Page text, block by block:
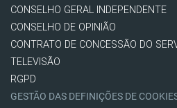
CONSELHO GERAL INDEPENDENTE
CONSELHO DE OPINIÃO
CONTRATO DE CONCESSÃO DO
TELEVISÃO
RGPD
GESTÃO DAS DEFINIÇÕES DE